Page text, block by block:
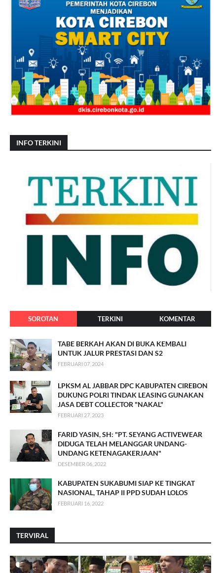
INFO TERKINI
SOROTAN TERKINI KOMENTAR
TABE BERKAH AKAN DI BUKA KEMBALI
UNTUK JALUR PRESTASI DAN S2
FEBRUARI 07, 2024
LPKSM AL JABBAR DPC KABUPATEN CIREBON
DUKUNG POLRI TINDAK LEASING GUNAKAN
JASA DEBT COLLECTOR "NAKAL"
FEBRUARI 27, 2023
FARID YASIN, SH: "PT. SEYANG ACTIVEWEAR
DIDUGA TELAH MELANGGAR UNDANG-
UNDANG KETENAGAKERJAAN"
DESEMBER 06, 2022
KABUPATEN SUKABUMI SIAP KE TINGKAT
NASIONAL, TAHAP II PPD SUDAH LOLOS
FEBRUARI 16, 2022
TERVIRAL